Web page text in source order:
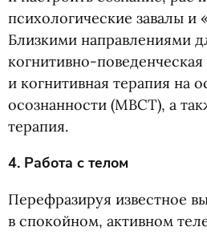
психологические завалы
Близкими направлениями
когнитивно-поведенческая
и когнитивная терапия на
осознанности (MBCT), а
терапия.
4. Работа с телом
Перефразируя известное
в спокойном, активном